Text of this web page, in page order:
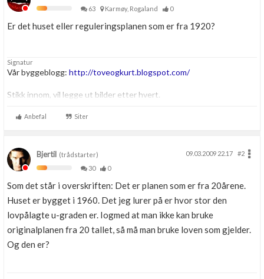
63
Karmøy, Rogaland 0
Er det huset eller reguleringsplanen som er fra 1920?
Signatur
Vår byggeblogg: http://toveogkurt.blogspot.com/
Stikk innom, vil legge ut bilder etter hvert.
Anbefal Siter
Bjertil (trådstarter) 09.03.2009 22.17
#2
30
0
Som det står i overskriften: Det er planen som er fra 20årene.
Huset er bygget i 1960. Det jeg lurer på er hvor stor den
lovpålagte u-graden er. Iogmed at man ikke kan bruke
originalplanen fra 20 tallet, så må man bruke loven som gjelder.
Og den er?